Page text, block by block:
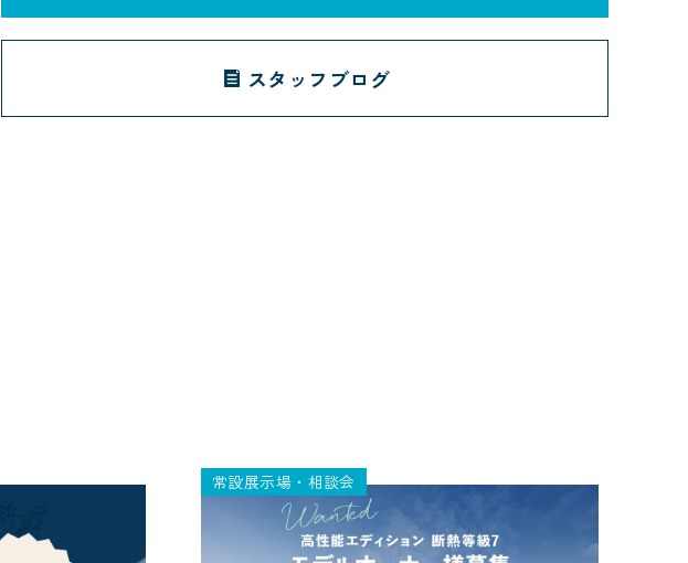
スタッフブログ
常設展示場・相談会